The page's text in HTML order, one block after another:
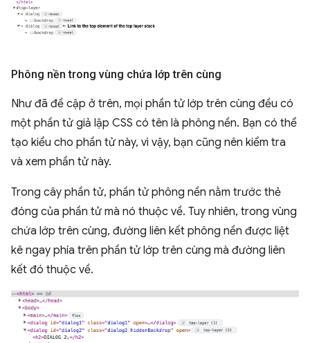
Phông nền trong vùng chứa lớp trên cùng
Như đã đề cập ở trên, mọi phần tử lớp trên cùng đều có
một phần tử giả lập CSS có tên là phông nền. Bạn có thể
tạo kiểu cho phần tử này, vì vậy, bạn cũng nên kiểm tra
và xem phần tử này.
Trong cây phần tử, phần tử phông nền nằm trước thẻ
đóng của phần tử mà nó thuộc về. Tuy nhiên, trong vùng
chứa lớp trên cùng, đường liên kết phông nền được liệt
kê ngay phía trên phần tử lớp trên cùng mà đường liên
kết đó thuộc về.